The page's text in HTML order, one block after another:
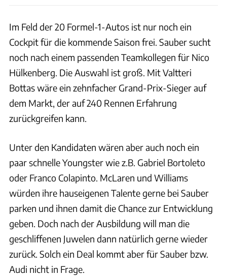
Im Feld der 20 Formel-1-Autos ist nur noch ein
Cockpit für die kommende Saison frei. Sauber sucht
noch nach einem passenden Teamkollegen für Nico
Hülkenberg. Die Auswahl ist groß. Mit Valtteri
Bottas wäre ein zehnfacher Grand-Prix-Sieger auf
dem Markt, der auf 240 Rennen Erfahrung
zurückgreifen kann.
Unter den Kandidaten wären aber auch noch ein
paar schnelle Youngster wie z.B. Gabriel Bortoleto
oder Franco Colapinto. McLaren und Williams
würden ihre hauseigenen Talente gerne bei Sauber
parken und ihnen damit die Chance zur Entwicklung
geben. Doch nach der Ausbildung will man die
geschliffenen Juwelen dann natürlich gerne wieder
zurück. Solch ein Deal kommt aber für Sauber bzw.
Audi nicht in Frage.